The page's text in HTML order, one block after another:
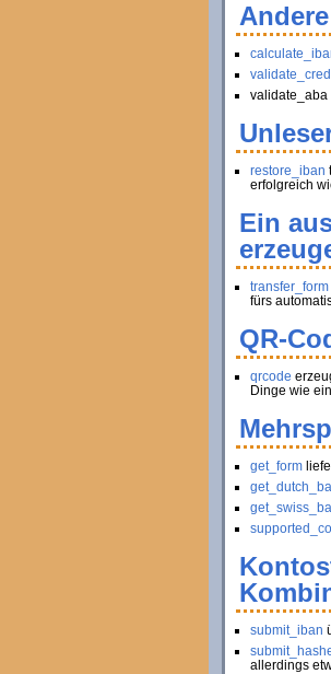
validate_aba
restore_iban
erfolgreich
Ein
transfer_form
fürs
QR-
qrcode
Dinge wie
get_form
submit_iban
allerdings